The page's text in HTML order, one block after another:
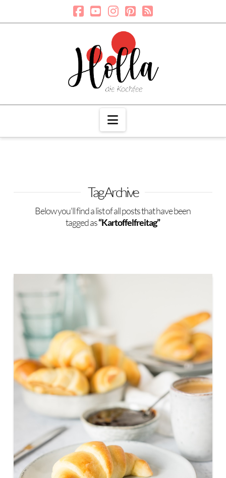
Navigation
Tag Archive
Below you'll find a list of all posts that have been
tagged as“Kartoffelfreitag”